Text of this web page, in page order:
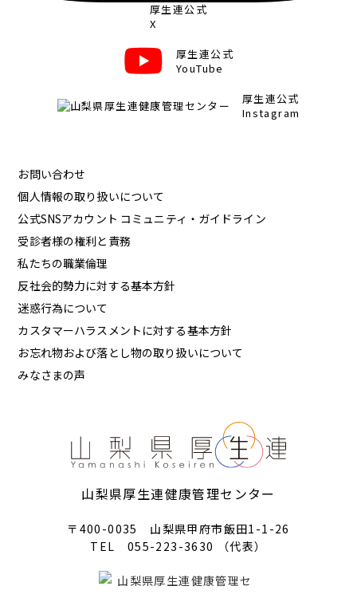
厚生連公式
X
厚生連公式
YouTube
厚生連公式
Instagram
お問い合わせ
個人情報の取り扱いについて
公式SNSアカウント コミュニティ・ガイドライン
受診者様の権利と責務
私たちの職業倫理
反社会的勢力に対する基本方針
迷惑行為について
カスタマーハラスメントに対する基本方針
お忘れ物および落とし物の取り扱いについて
みなさまの声
山梨県厚生連健康管理センター
〒400-0035 山梨県甲府市飯田1-1-26
TEL 055-223-3630 （代表）